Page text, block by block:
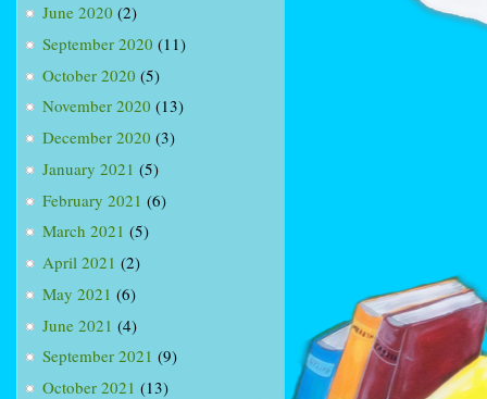
June 2020 (2)
September 2020 (11)
October 2020 (5)
November 2020 (13)
December 2020 (3)
January 2021 (5)
February 2021 (6)
March 2021 (5)
April 2021 (2)
May 2021 (6)
June 2021 (4)
September 2021 (9)
October 2021 (13)